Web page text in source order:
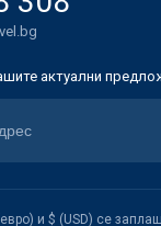
актуални
и $ (USD) се